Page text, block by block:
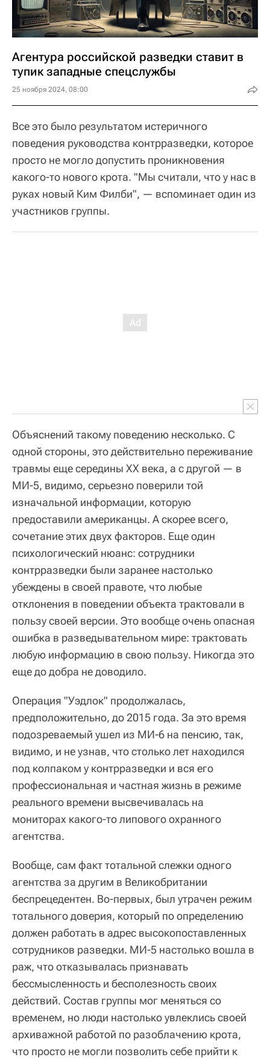
Агентура российской разведки ставит в
тупик западные спецслужбы
25 ноября 2024, 08:00
Все это было результатом истеричного
поведения руководства контрразведки, которое
просто не могло допустить проникновения
какого-то нового крота. "Мы считали, что у нас в
руках новый Ким Филби", — вспоминает один из
участников группы.
Объяснений такому поведению несколько. С
одной стороны, это действительно переживание
травмы еще середины ХХ века, а с другой — в
МИ-5, видимо, серьезно поверили той
изначальной информации, которую
предоставили американцы. А скорее всего,
сочетание этих двух факторов. Еще один
психологический нюанс: сотрудники
контрразведки были заранее настолько
убеждены в своей правоте, что любые
отклонения в поведении объекта трактовали в
пользу своей версии. Это вообще очень опасная
ошибка в разведывательном мире: трактовать
любую информацию в свою пользу. Никогда это
еще до добра не доводило.
Операция "Уэдлок" продолжалась,
предположительно, до 2015 года. За это время
подозреваемый ушел из МИ-6 на пенсию, так,
видимо, и не узнав, что столько лет находился
под колпаком у контрразведки и вся его
профессиональная и частная жизнь в режиме
реального времени высвечивалась на
мониторах какого-то липового охранного
агентства.
Вообще, сам факт тотальной слежки одного
агентства за другим в Великобритании
беспрецедентен. Во-первых, был утрачен режим
тотального доверия, который по определению
должен работать в адрес высокопоставленных
сотрудников разведки. МИ-5 настолько вошла в
раж, что отказывалась признавать
бессмысленность и бесполезность своих
действий. Состав группы мог меняться со
временем, но люди настолько увлеклись своей
архиважной работой по разоблачению крота,
что просто не могли позволить себе прийти к